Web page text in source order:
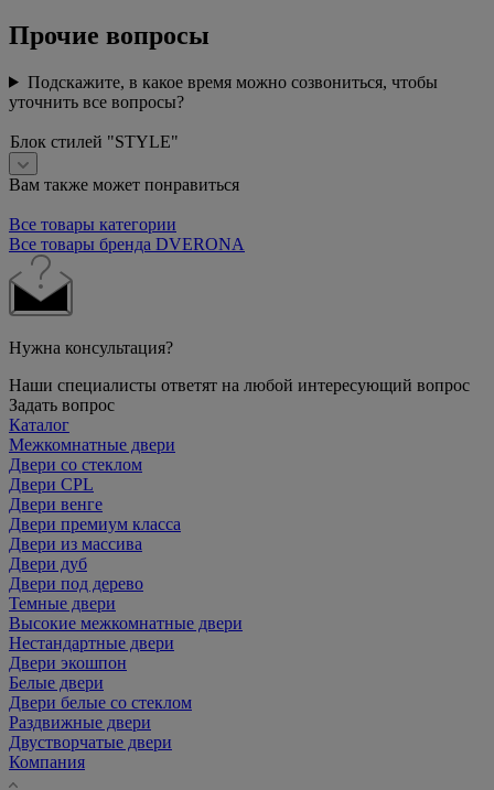
Прочие вопросы
Подскажите, в какое время можно созвониться, чтобы
уточнить все вопросы?
Блок стилей "STYLE"
Вам также может понравиться
Все товары категории
Все товары бренда DVERONA
Нужна консультация?
Наши специалисты ответят на любой интересующий вопрос
Задать вопрос
Каталог
Межкомнатные двери
Двери со стеклом
Двери CPL
Двери венге
Двери премиум класса
Двери из массива
Двери дуб
Двери под дерево
Темные двери
Высокие межкомнатные двери
Нестандартные двери
Двери экошпон
Белые двери
Двери белые со стеклом
Раздвижные двери
Двустворчатые двери
Компания